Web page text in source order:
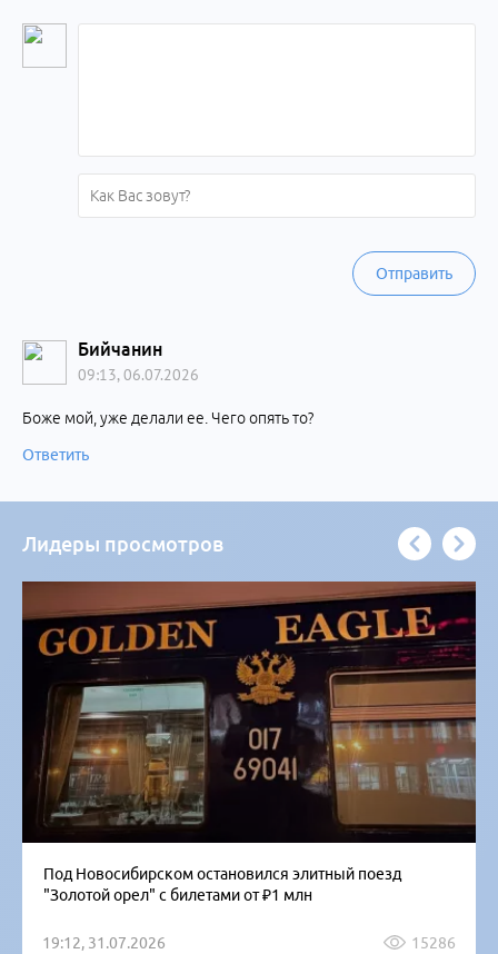
Отправить
Бийчанин
09:13, 06.07.2026
Боже мой, уже делали ее. Чего опять то?
Ответить
Лидеры просмотров
Под Новосибирском остановился элитный поезд
"Золотой орел" с билетами от ₽1 млн
19:12, 31.07.2026 15286